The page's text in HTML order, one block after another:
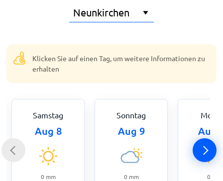
Klicken Sie auf einen Tag, um weitere Informationen zu
erhalten
Samstag
Aug 8
0 mm
Sonntag
Aug 9
0 mm
Aug
0